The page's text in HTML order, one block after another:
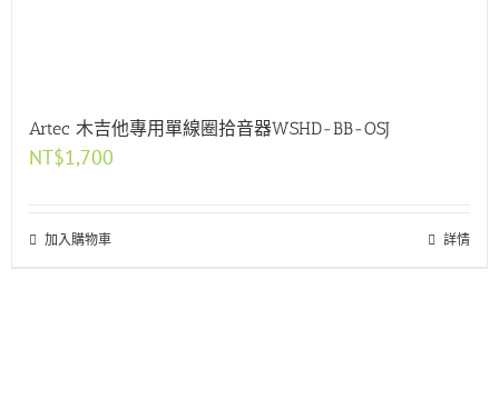
Artec 木吉他專用單線圈拾音器WSHD-BB-OSJ
NT$1,700
加入購物車 詳情